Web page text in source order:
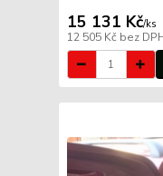
15 131 Kč/ks
12 505 Kč bez